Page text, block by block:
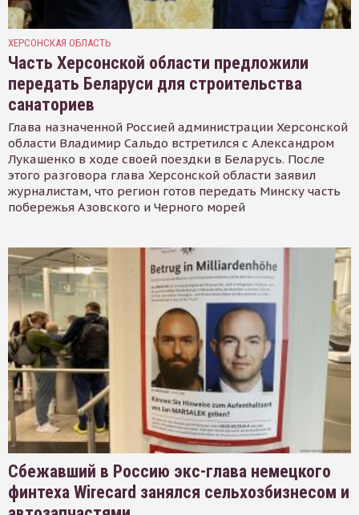
ХЕРСОНСКАЯ ОБЛАСТЬ
Часть Херсонской области предложили
передать Беларуси для строительства
санаториев
Глава назначенной Россией администрации Херсонской
области Владимир Сальдо встретился с Александром
Лукашенко в ходе своей поездки в Беларусь. После
этого разговора глава Херсонской области заявил
журналистам, что регион готов передать Минску часть
побережья Азовского и Черного морей
Сбежавший в Россию экс-глава немецкого
финтеха Wirecard занялся сельхозбизнесом и